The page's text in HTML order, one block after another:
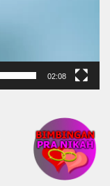
02:08